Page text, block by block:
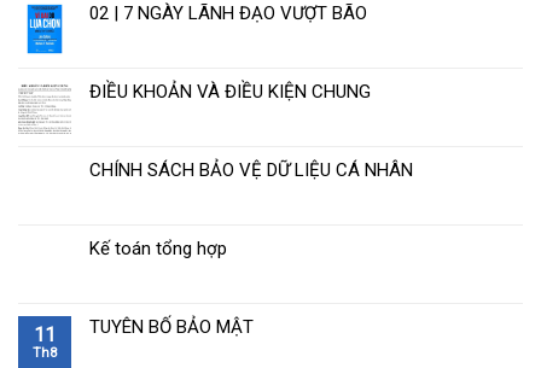
02 | 7 NGÀY LÃNH ĐẠO VƯỢT BÃO
ĐIỀU KHOẢN VÀ ĐIỀU KIỆN CHUNG
CHÍNH SÁCH BẢO VỆ DỮ LIỆU CÁ NHÂN
Kế toán tổng hợp
11
Th8
TUYÊN BỐ BẢO MẬT